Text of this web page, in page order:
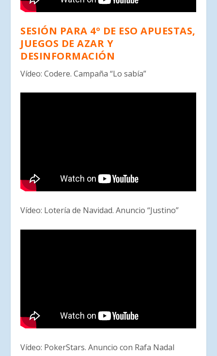
SESIÓN PARA 4º DE ESO APUESTAS,
JUEGOS DE AZAR Y
DESINFORMACIÓN
Vídeo: Codere. Campaña “Lo sabía”
Vídeo: Lotería de Navidad. Anuncio “Justino”
Vídeo: PokerStars. Anuncio con Rafa Nadal